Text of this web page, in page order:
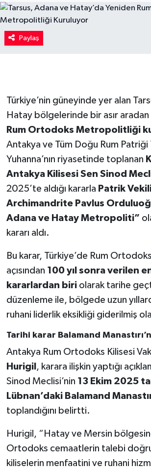
Paylaş
Türkiye’nin güneyinde yer alan
Hatay bölgelerinde bir asır
Rum Ortodoks Metropolitliği
Antakya ve Tüm Doğu Rum Patriği
Yuhanna’nın riyasetinde toplanan
Antakya Kilisesi Sen Sinod
2025’te aldığı kararla Patrik
Archimandrite Pavlus
Adana ve Hatay Metropoliti”
kararı aldı.
Bu karar, Türkiye’de Rum
açısından 100 yıl sonra verilen
kararlardan biriolarak tarihe
düzenleme ile, bölgede uzun
ruhani liderlik eksikliği giderilmiş
Tarihi karar Balamand
Antakya Rum Ortodoks Kilisesi
Hurigil , karara ilişkin yaptığı
Sinod Meclisi’nin 13 Ekim 2025
Lübnan’daki Balamand
toplandığını belirtti.
Hurigil, “Hatay ve Mersin
Ortodoks cemaatlerin talebi
kiliselerin menfaatini ve ruhani